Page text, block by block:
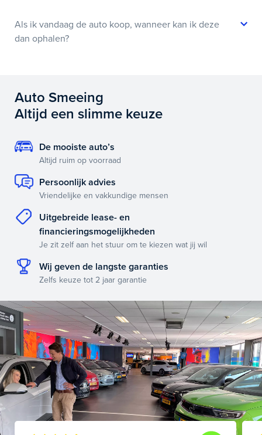
Als ik vandaag de auto koop, wanneer kan ik deze
dan ophalen?
Auto Smeeing
Altijd een slimme keuze
De mooiste auto’s
Altijd ruim op voorraad
Persoonlijk advies
Vriendelijke en vakkundige mensen
Uitgebreide lease- en
financieringsmogelijkheden
Je zit zelf aan het stuur om te kiezen wat jij wil
Wij geven de langste garanties
Zelfs keuze tot 2 jaar garantie